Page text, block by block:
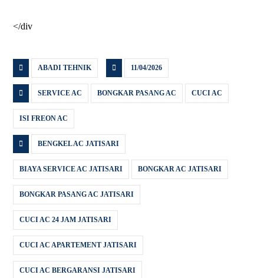
</div
ABADI TEHNIK 11/04/2026
SERVICE AC BONGKAR PASANG AC CUCI AC
ISI FREON AC
BENGKEL AC JATISARI
BIAYA SERVICE AC JATISARI BONGKAR AC JATISARI
BONGKAR PASANG AC JATISARI
CUCI AC 24 JAM JATISARI
CUCI AC APARTEMENT JATISARI
CUCI AC BERGARANSI JATISARI